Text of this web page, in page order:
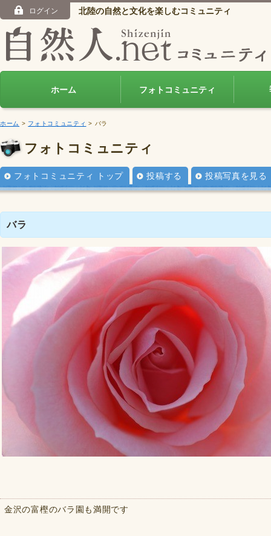
ログイン 北陸の自然と文化を楽しむコミュニティ
ホーム フォトコミュニティ
ホーム > フォトコミュニティ > バラ
フォトコミュニティ
フォトコミュニティ トップ 投稿する 投稿写真を見る
バラ
金沢の富樫のバラ園も満開です